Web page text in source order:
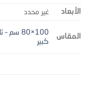
الأبعاد غير محدد
المقاس
100×80 سم – ثلاثي تدرج صغير
كبير